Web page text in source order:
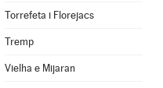
Torrefeta i Florejacs
Tremp
Vielha e Mijaran